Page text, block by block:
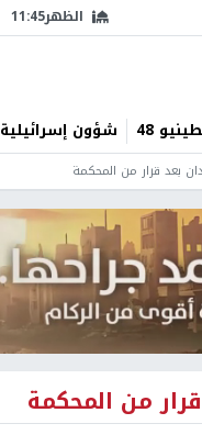
الظهر11:45
48 شؤون إسرائيلية
بعد قرار من المحكمة
من المحكمة